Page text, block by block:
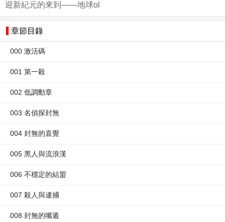
迎新紀元的來到——地球ol
章節目錄
000 激活碼
001 第一殺
002 低調勳章
003 名偵探封無
004 封無的直覺
005 黑人與流浪漢
006 不穩定的結盟
007 殺人與逮捕
008 封無的嘴遁